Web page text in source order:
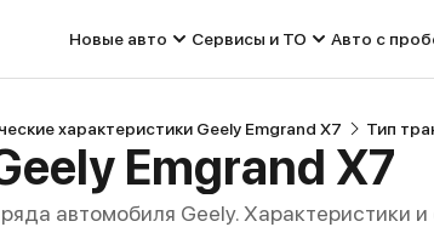
Новые авто Сервисы и ТО Авто с
характеристики Geely Emgrand X7 Тип
Emgrand X7
автомобиля Geely. Характеристики